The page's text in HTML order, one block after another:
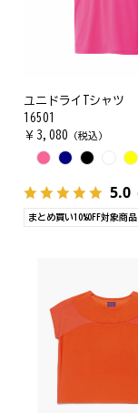
ユニドライTシャツ
16501
￥ 3,080 （税込）
5.0
まとめ買い10%OFF対象商品